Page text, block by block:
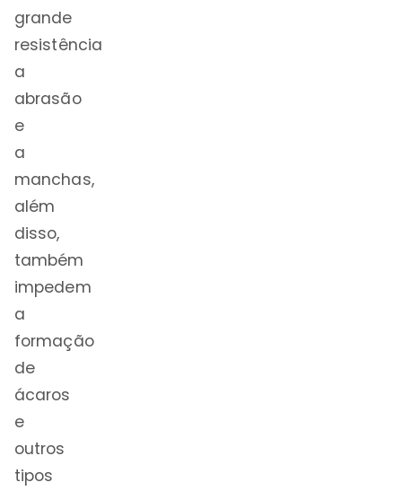
grande
resistência
a
abrasão
e
a
manchas,
além
disso,
também
impedem
a
formação
de
ácaros
e
outros
tipos